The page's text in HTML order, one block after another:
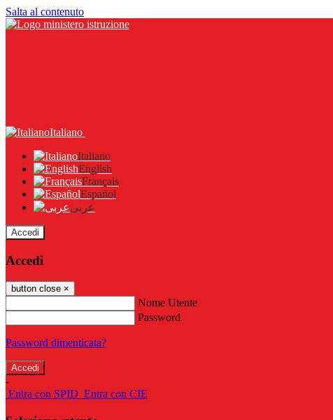
Salta al contenuto
Italiano
Italiano
English
Français
Español
عربى
Accedi
Accedi
button close ×
Nome Utente
Password
Password dimenticata?
-
Entra con SPID Entra con CIE